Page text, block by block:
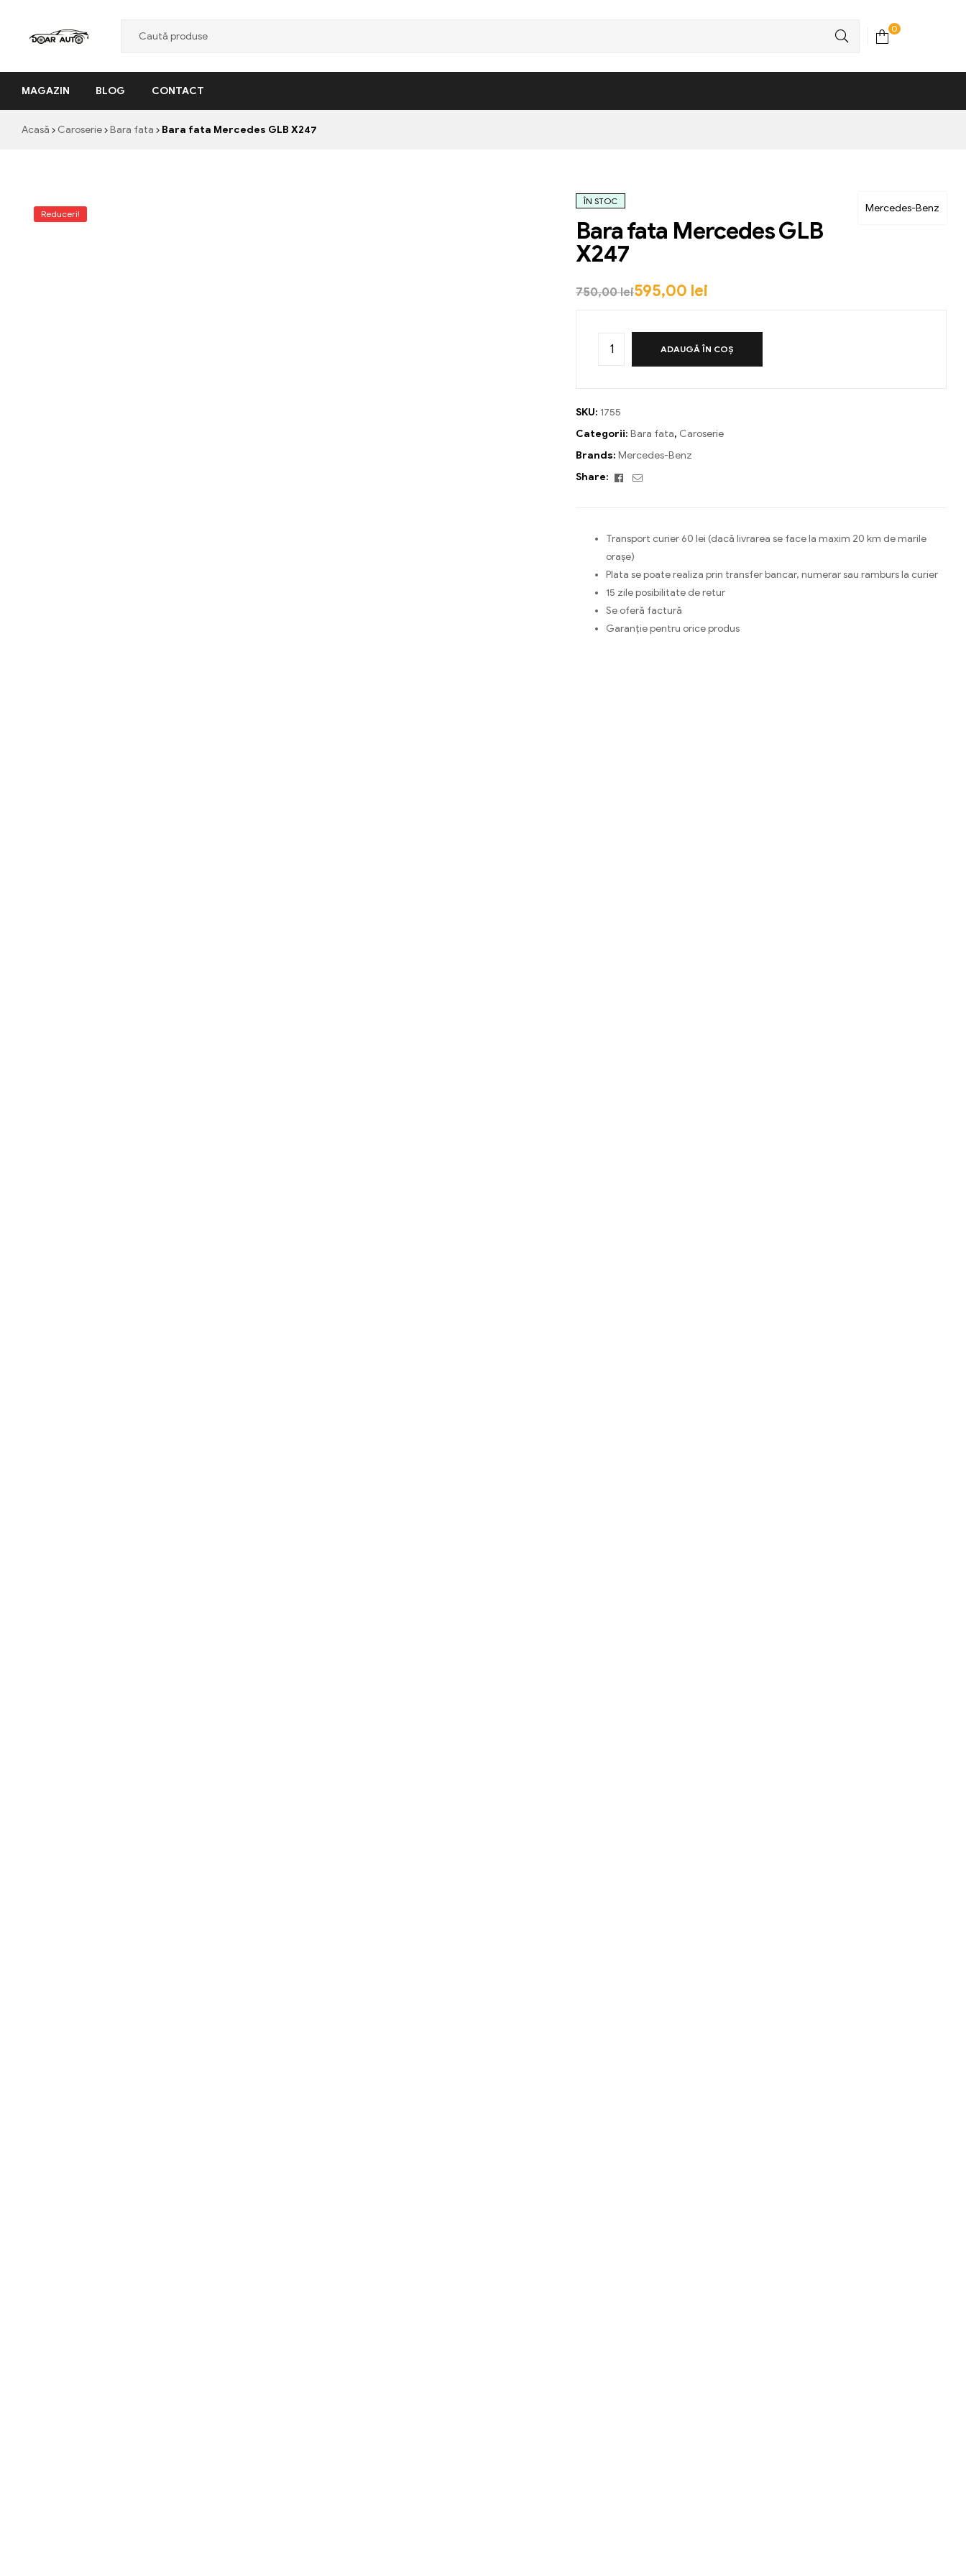
Auto
"Nascut
profesionalism"
0
MAGAZIN BLOG CONTACT
Acasă Caroserie Bara fata Bara fata Mercedes GLB X247
Reduceri! Mercedes-Benz
ÎN STOC
Bara fata Mercedes GLB
X247
750,00lei595,00 lei
ADAUGĂ ÎN COȘ
SKU: 1755
Categorii: Bara fata, Caroserie
Brands: Mercedes-Benz
Share:
Facebook
Email
Transport curier 60 lei (dacă livrarea se face la maxim 20 km de marile
orașe)
Plata se poate realiza prin transfer bancar, numerar sau ramburs la curier
15 zile posibilitate de retur
Se oferă factură
Garanție pentru orice produs